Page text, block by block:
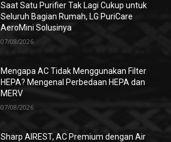
Saat Satu Purifier Tak Lagi Cukup untuk
Seluruh Bagian Rumah, LG PuriCare
AeroMini Solusinya
07/08/2026
Mengapa AC Tidak Menggunakan Filter
HEPA? Mengenal Perbedaan HEPA dan
MERV
07/08/2026
Sharp AIREST, AC Premium dengan Air